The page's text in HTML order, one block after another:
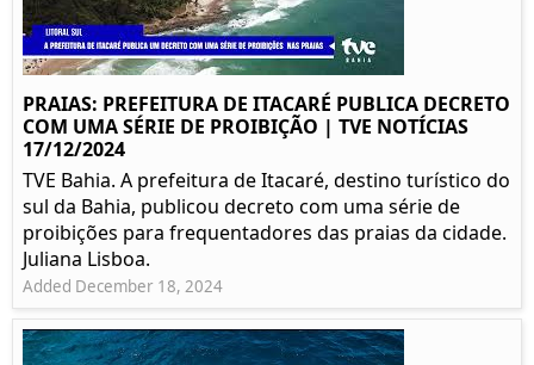
PRAIAS: PREFEITURA DE ITACARÉ PUBLICA DECRETO
COM UMA SÉRIE DE PROIBIÇÃO | TVE NOTÍCIAS
17/12/2024
TVE Bahia. A prefeitura de Itacaré, destino turístico do
sul da Bahia, publicou decreto com uma série de
proibições para frequentadores das praias da cidade.
Juliana Lisboa.
Added December 18, 2024